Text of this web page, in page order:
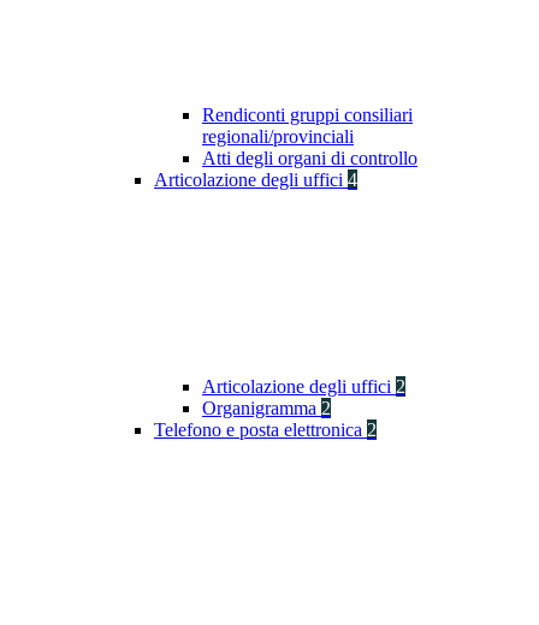
Rendiconti gruppi consiliari
regionali/provinciali
Atti degli organi di controllo
Articolazione degli uffici 4
Articolazione degli uffici 2
Organigramma 2
Telefono e posta elettronica 2